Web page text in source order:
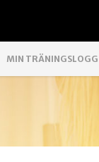
MIN TRÄNINGSLOGG